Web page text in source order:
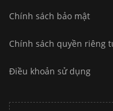
Chính sách bảo mật
Chính sách quyền riêng
Điều khoản sử dụng